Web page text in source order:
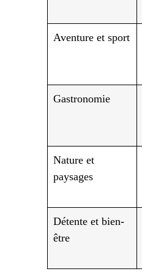
Aventure et sport
Gastronomie
Nature et
paysages
Détente et bien-
être